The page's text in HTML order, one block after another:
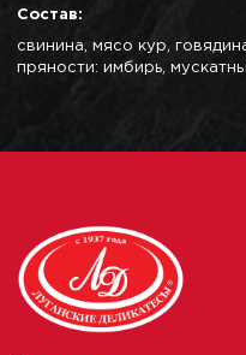
Состав:
свинина, мясо кур,
пряности: имбирь,